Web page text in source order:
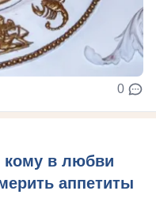
0
кому в любви
аппетиты